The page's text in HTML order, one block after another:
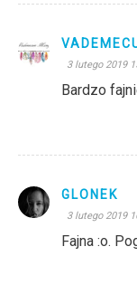
3 lutego 2019
Bardzo
GLONEK
3 lutego 2019
Fajna :o.